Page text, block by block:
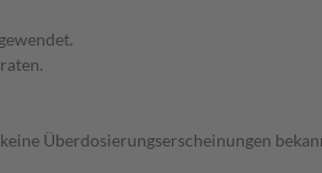
Überdosierungserscheinungen